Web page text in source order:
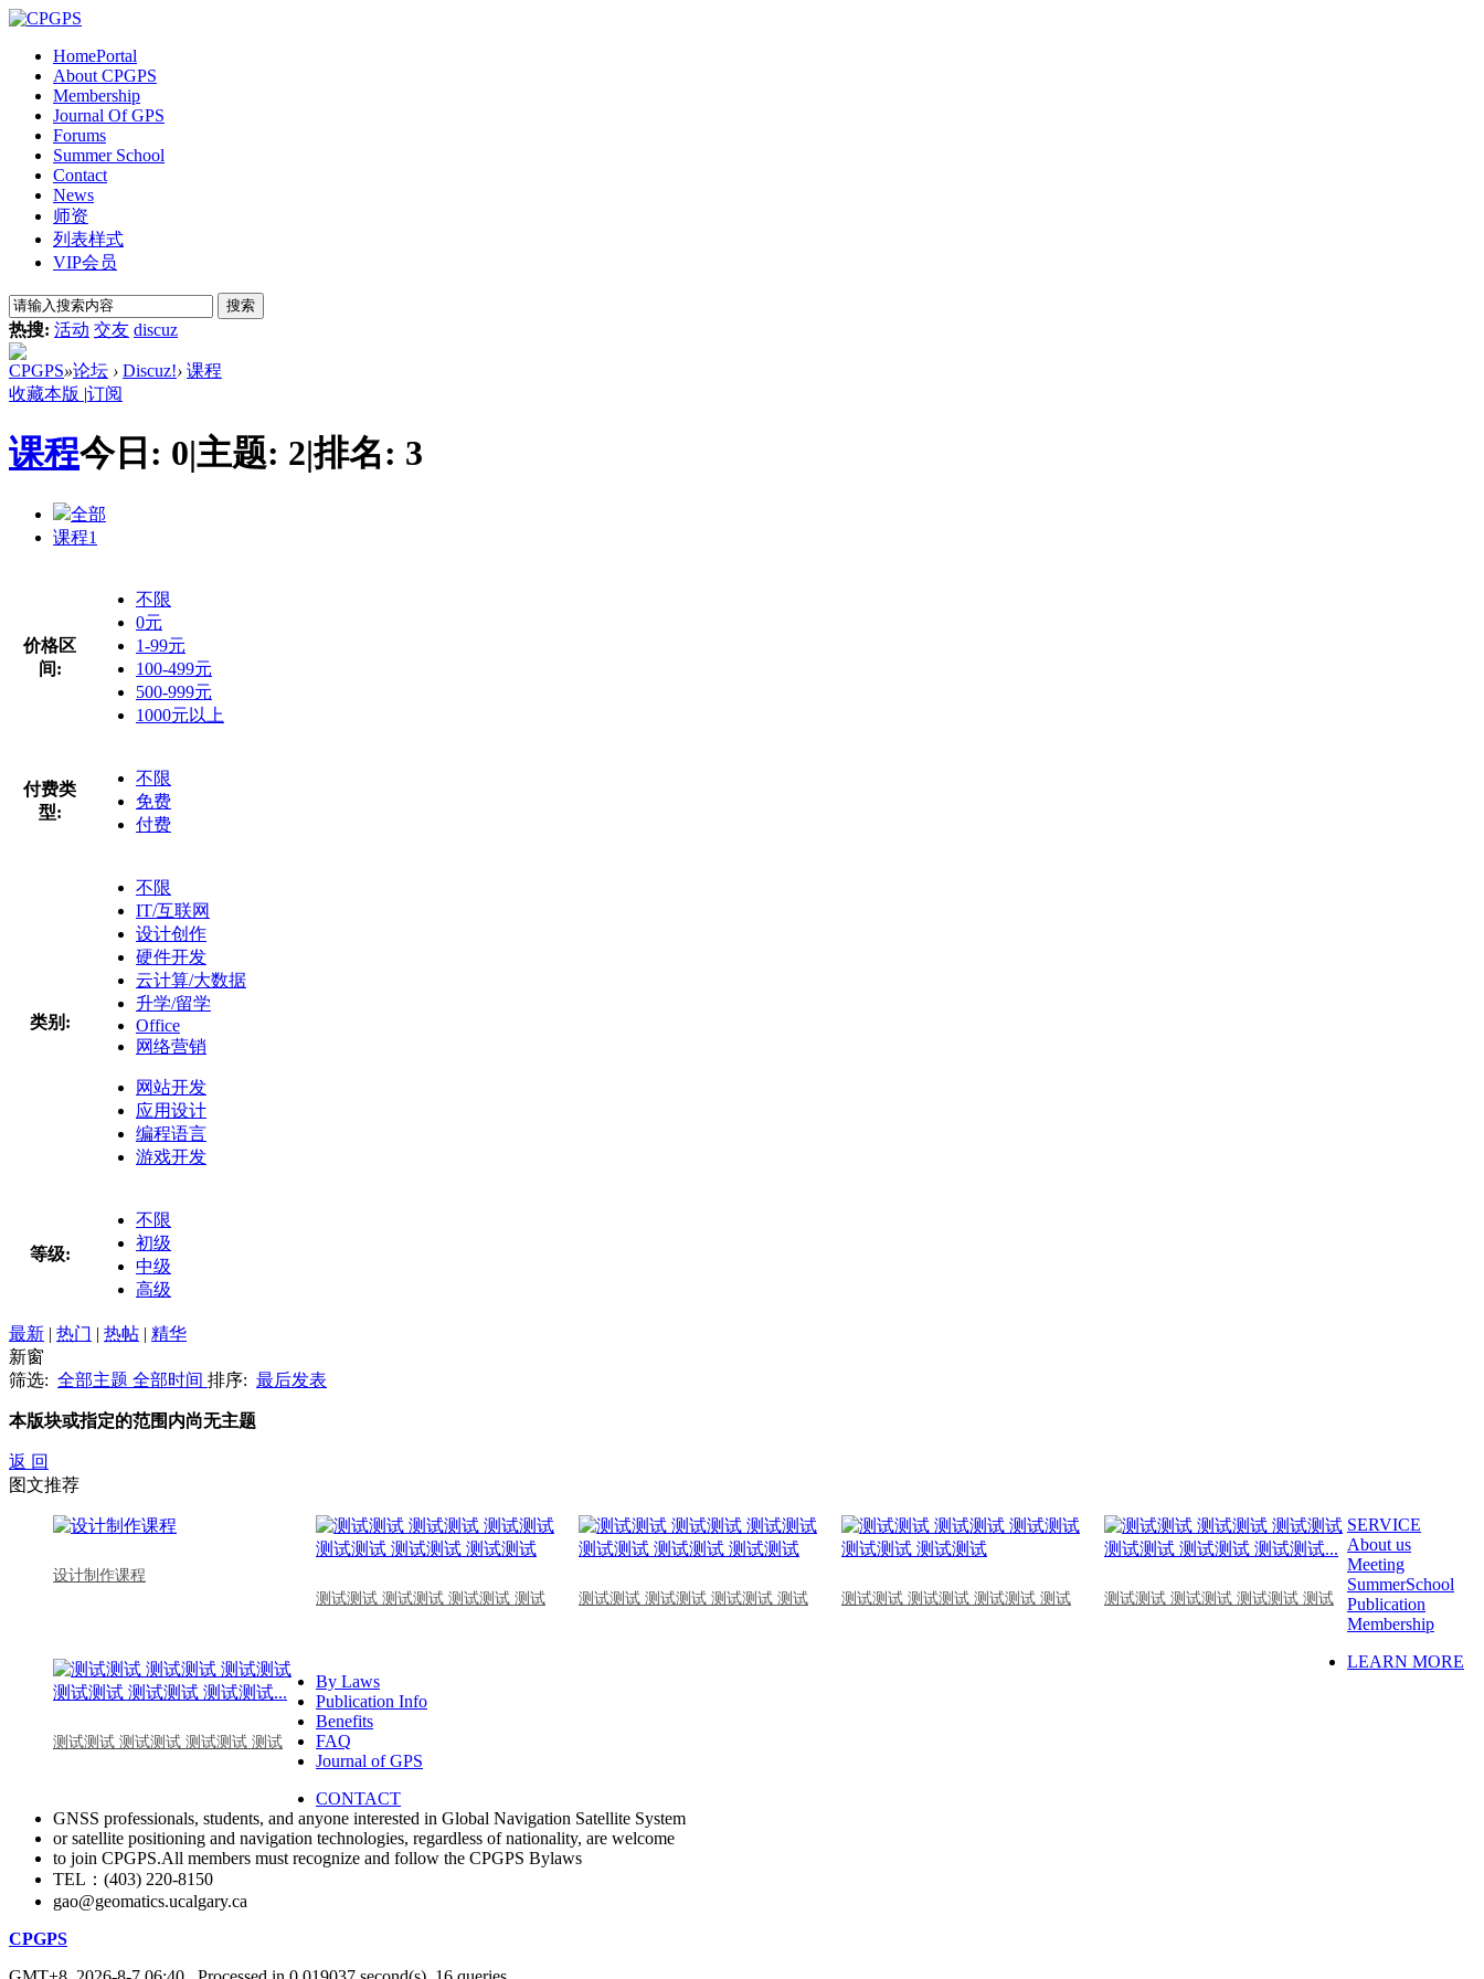
HomePortal
About CPGPS
Membership
Journal Of GPS
Forums
Summer School
Contact
News
师资
列表样式
VIP会员
搜索
热搜: 活动 交友 discuz
CPGPS»论坛 › Discuz!› 课程
收藏本版 |订阅
课程今日: 0|主题: 2|排名: 3
全部
课程1
价格区
间:
不限
0元
1-99元
100-499元
500-999元
1000元以上
付费类
型:
不限
免费
付费
类别:
不限
IT/互联网
设计创作
硬件开发
云计算/大数据
升学/留学
Office
网络营销
网站开发
应用设计
编程语言
游戏开发
等级:
不限
初级
中级
高级
最新 | 热门 | 热帖 | 精华
新窗
筛选: 全部主题 全部时间 排序: 最后发表
本版块或指定的范围内尚无主题
返 回
图文推荐
设计制作课程
测试测试 测试测试 测试测试 测试
测试测试 测试测试 测试测试 测试 测试测试 测试测试 测试测试 测试 测试测试 测试测试 测试测试 测试
测试测试 测试测试 测试测试 测试
SERVICE
About us
Meeting
SummerSchool
Publication
Membership
LEARN MORE
By Laws
Publication Info
Benefits
FAQ
Journal of GPS
CONTACT
GNSS professionals, students, and anyone interested in Global Navigation Satellite System
or satellite positioning and navigation technologies, regardless of nationality, are welcome
to join CPGPS.All members must recognize and follow the CPGPS Bylaws
TEL：(403) 220-8150
gao@geomatics.ucalgary.ca
CPGPS